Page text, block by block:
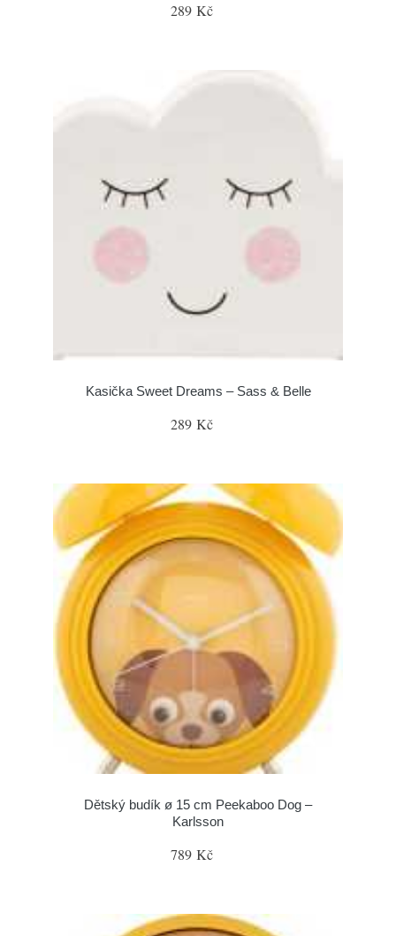
289 Kč
Kasička Sweet Dreams – Sass & Belle
289 Kč
Dětský budík ø 15 cm Peekaboo Dog –
Karlsson
789 Kč